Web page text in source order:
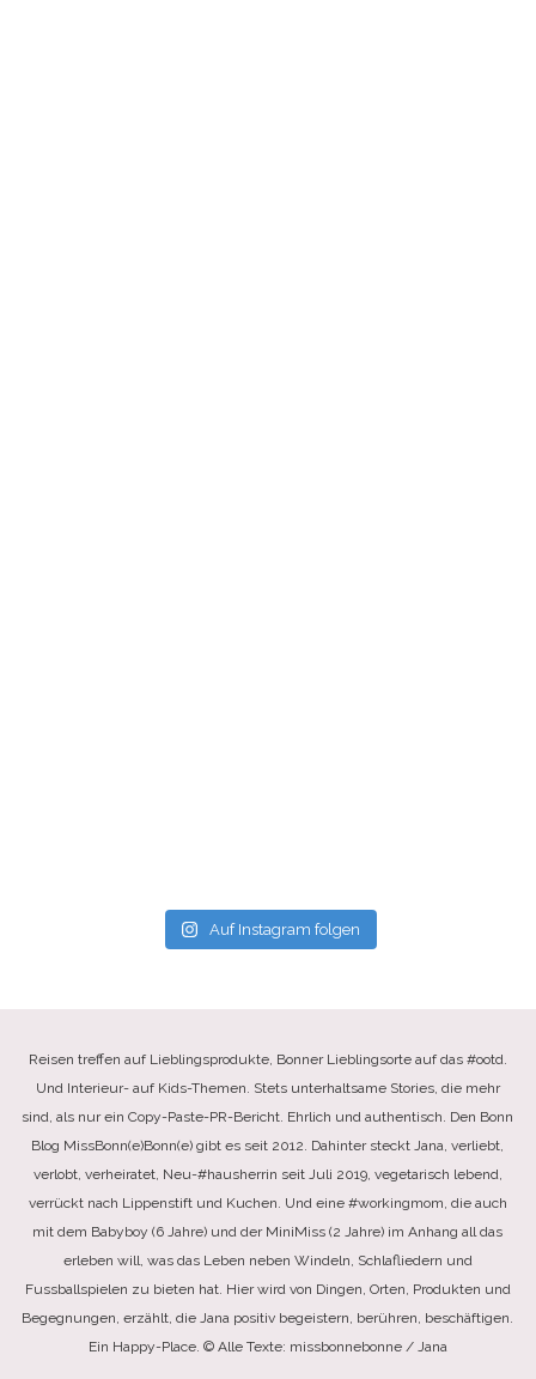
Auf Instagram folgen
Reisen treffen auf Lieblingsprodukte, Bonner Lieblingsorte auf das #ootd.
Und Interieur- auf Kids-Themen. Stets unterhaltsame Stories, die mehr
sind, als nur ein Copy-Paste-PR-Bericht. Ehrlich und authentisch. Den Bonn
Blog MissBonn(e)Bonn(e) gibt es seit 2012. Dahinter steckt Jana, verliebt,
verlobt, verheiratet, Neu-#hausherrin seit Juli 2019, vegetarisch lebend,
verrückt nach Lippenstift und Kuchen. Und eine #workingmom, die auch
mit dem Babyboy (6 Jahre) und der MiniMiss (2 Jahre) im Anhang all das
erleben will, was das Leben neben Windeln, Schlafliedern und
Fussballspielen zu bieten hat. Hier wird von Dingen, Orten, Produkten und
Begegnungen, erzählt, die Jana positiv begeistern, berühren, beschäftigen.
Ein Happy-Place. © Alle Texte: missbonnebonne / Jana